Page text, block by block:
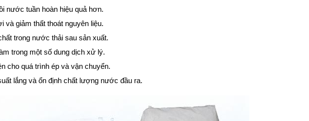
nước tuần hoàn hiệu quả hơn.
và giảm thất thoát nguyên liệu.
trong nước thải sau sản xuất.
trong một số dung dịch xử lý.
cho quá trình ép và vận chuyển.
lắng và ổn định chất lượng nước đầu ra.